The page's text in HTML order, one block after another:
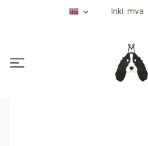
Inkl. mva